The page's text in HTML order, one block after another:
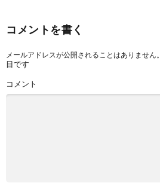
コメントを書く
メールアドレスが公開されることはありません。
目です
コメント